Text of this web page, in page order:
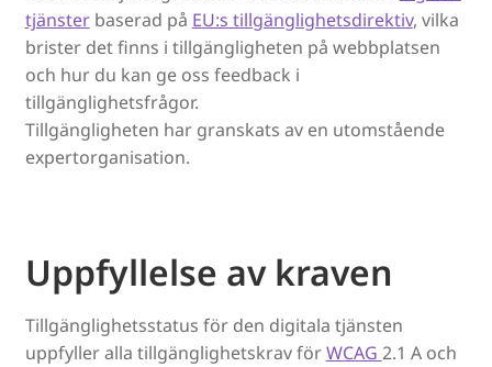
tjänsterbaserad på EU:s tillgänglighetsdirektiv, vilka
brister det finns i tillgängligheten på webbplatsen
och hur du kan ge oss feedback i
tillgänglighetsfrågor.
Tillgängligheten har granskats av en utomstående
expertorganisation.
Uppfyllelse av kraven
Tillgänglighetsstatus för den digitala tjänsten
uppfyller alla tillgänglighetskrav förWCAG 2.1 A och